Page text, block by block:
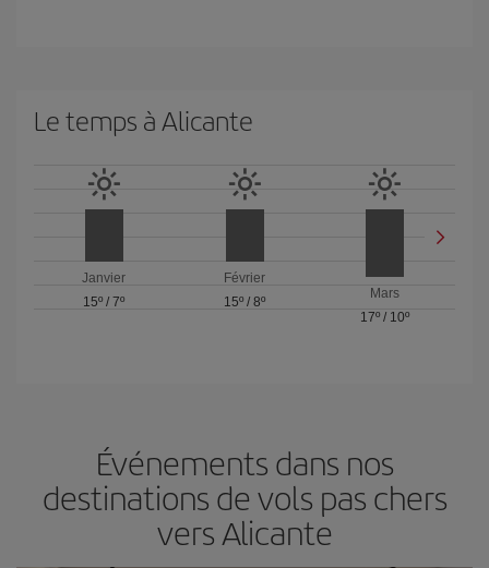
Le temps à Alicante
Janvier
15º /7º
Février
15º / 8º
Mars
17º / 10º
Événements dans nos
destinations de vols pas chers
vers Alicante